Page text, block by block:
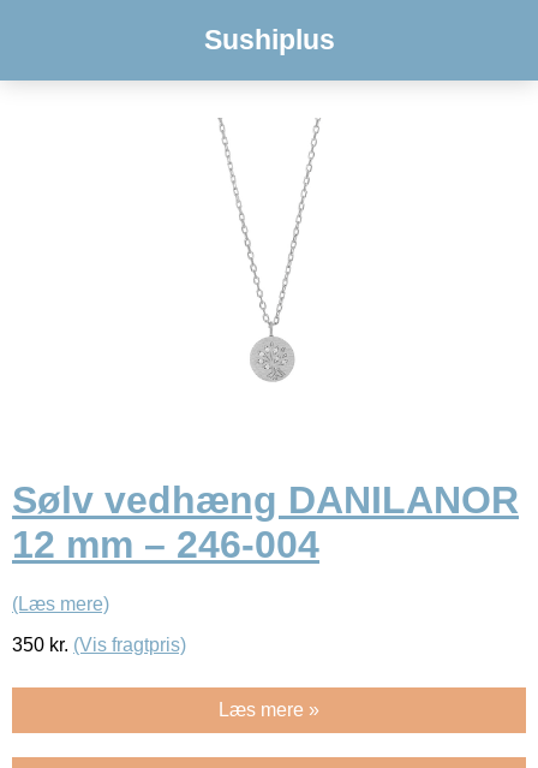
Sushiplus
Sølv vedhæng DANILANOR
12 mm – 246-004
(Læs mere)
350 kr. (Vis fragtpris)
Læs mere »